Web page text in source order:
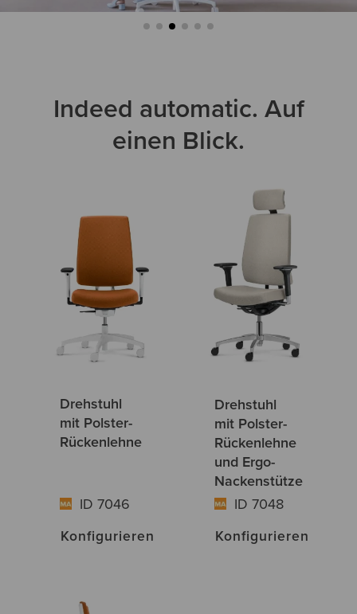
Indeed automatic. Auf
einen Blick.
Drehstuhl
mit Polster-
Rückenlehne
ID 7046
Konfigurieren
Drehstuhl
mit Polster-
Rückenlehne
und Ergo-
Nackenstütze
ID 7048
Konfigurieren